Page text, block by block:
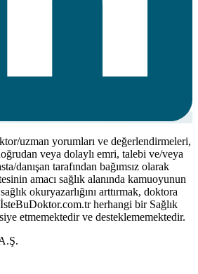
uzman yorumları ve değerlendirmeleri,
veya dolaylı emri, talebi ve/veya
danışan tarafından bağımsız olarak
amacı sağlık alanında kamuoyunun
okuryazarlığını arttırmak, doktora
herhangi bir Sağlık
etmemektedir ve desteklememektedir.